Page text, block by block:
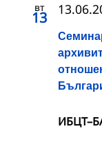
вт
13